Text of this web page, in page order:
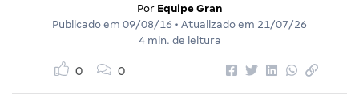
Por Equipe Gran
Publicado em 09/08/16 • Atualizado em 21/07/26
4 min. de leitura
0 0